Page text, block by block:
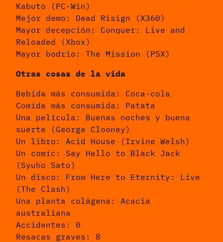
Kabuto (PC-Win)
Mejor demo: Dead Risign (X360)
Mayor decepción: Conquer: Live and
Reloaded (Xbox)
Mayor bodrio: The Mission (PSX)
Otras cosas de la vida
Bebida más consumida: Coca-cola
Comida más consumida: Patata
Una película: Buenas noches y buena
suerte (George Clooney)
Un libro: Acid House (Irvine Welsh)
Un comic: Say Hello to Black Jack
(Syuho Sato)
Un disco: From Here to Eternity: Live
(The Clash)
Una planta colágena: Acacia
australiana
Accidentes: 0
Resacas graves: 8